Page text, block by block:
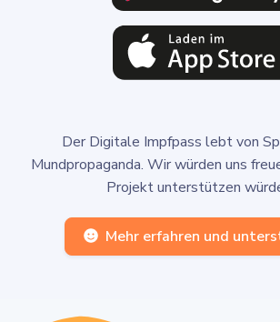
Der Digitale Impfpass lebt von
Mundpropaganda. Wir würden uns
Projekt unterstützen
Mehr erfahren und